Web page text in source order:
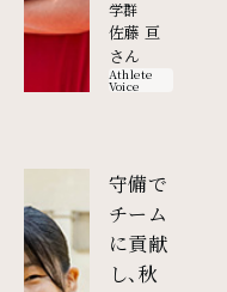
学群
佐藤 亘
さん
Athlete
Voice
守備で
チーム
に貢献
し、秋